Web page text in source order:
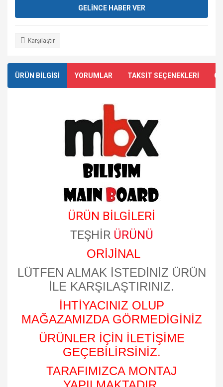
GELİNCE HABER VER
Karşılaştır
ÜRÜN BİLGİSİ YORUMLAR TAKSİT SEÇENEKLERİ
ÜRÜN BİLGİLERİ
TEŞHİR ÜRÜNÜ
ORİJİNAL
LÜTFEN ALMAK İSTEDİNİZ ÜRÜN
İLE KARŞILAŞTIRINIZ.
İHTİYACINIZ OLUP
MAĞAZAMIZDA GÖRMEDİGİNİZ
ÜRÜNLER İÇİN İLETİŞİME
GEÇEBİLİRSİNİZ.
TARAFIMIZCA MONTAJ